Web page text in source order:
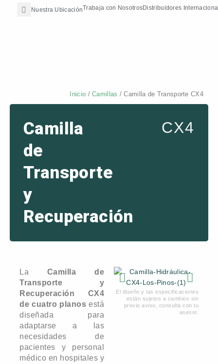
contenido
Nuestra UbicaciónTrabaja con NosotrosDistribuidores
Search
Inicio /Camillas / Camilla de Transporte CX4
Camilla
de
Transporte
y
Recuperación
CX4
La Camilla de
Transporte y
Recuperación CX4
de cuatro planos está
diseñada para
adaptarse a las
necesidades de
pacientes y personal
médico en hospitales y
El diseño y las especificaciones
están sujetos a cambios sin
previo aviso, consulta con tu
asesor.